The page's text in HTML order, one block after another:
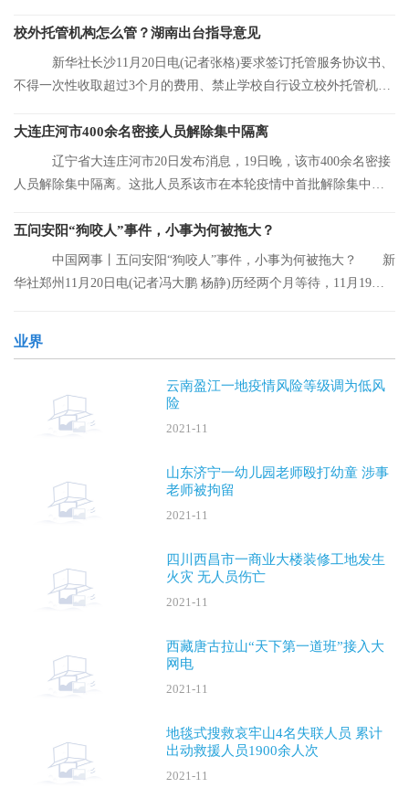
校外托管机构怎么管？湖南出台指导意见
新华社长沙11月20日电(记者张格)要求签订托管服务协议书、
不得一次性收取超过3个月的费用、禁止学校自行设立校外托管机
大连庄河市400余名密接人员解除集中隔离
辽宁省大连庄河市20日发布消息，19日晚，该市400余名密接
人员解除集中隔离。这批人员系该市在本轮疫情中首批解除集中隔
五问安阳“狗咬人”事件，小事为何被拖大？
中国网事丨五问安阳“狗咬人”事件，小事为何被拖大？ 新
华社郑州11月20日电(记者冯大鹏 杨静)历经两个月等待，11月19日
业界
云南盈江一地疫情风险等级调为低风
险
2021-11
山东济宁一幼儿园老师殴打幼童 涉事
老师被拘留
2021-11
四川西昌市一商业大楼装修工地发生
火灾 无人员伤亡
2021-11
西藏唐古拉山“天下第一道班”接入大
网电
2021-11
地毯式搜救哀牢山4名失联人员 累计
出动救援人员1900余人次
2021-11